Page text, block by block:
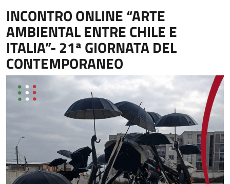
INCONTRO ONLINE “ARTE
AMBIENTAL ENTRE CHILE E
ITALIA”- 21ª GIORNATA DEL
CONTEMPORANEO